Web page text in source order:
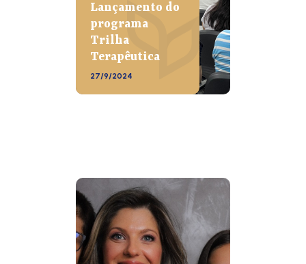
Lançamento do
programa
Trilha
Terapêutica
27/9/2024